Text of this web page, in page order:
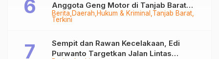
Berita Daerah Hukum & Kriminal Tanjab Barat
Terkini
Anggota Geng Motor di Tanjab Barat
Diringkus
Sempit dan Rawan Kecelakaan, Edi
Purwanto Targetkan Jalan Lintas